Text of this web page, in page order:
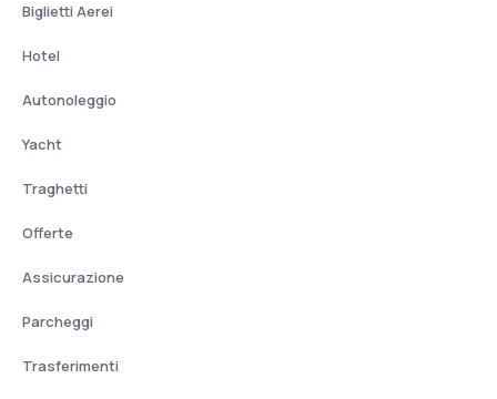
Biglietti Aerei
Hotel
Autonoleggio
Yacht
Traghetti
Offerte
Assicurazione
Parcheggi
Trasferimenti